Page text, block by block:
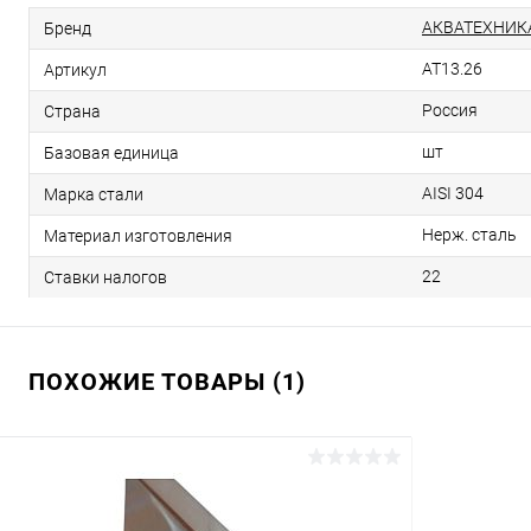
Бренд
Артикул AT13.26
Страна Россия
Базовая единица шт
Марка стали AISI 304
Материал изготовления Нерж. сталь
Ставки налогов 22
ПОХОЖИЕ ТОВАРЫ (1)